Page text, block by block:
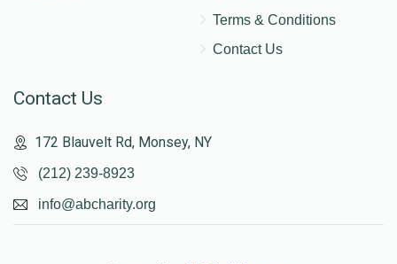
Terms & Conditions
Contact Us
Contact Us
172 Blauvelt Rd, Monsey, NY
(212) 239-8923
info@abcharity.org